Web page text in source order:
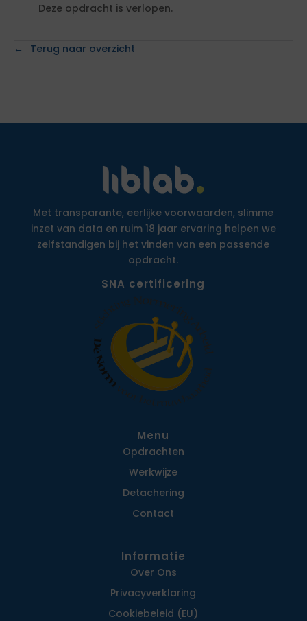
Deze opdracht is verlopen.
Terug naar overzicht
Met transparante, eerlijke voorwaarden, slimme
inzet van data en ruim 18 jaar ervaring helpen we
zelfstandigen bij het vinden van een passende
opdracht.
SNA certificering
Menu
Opdrachten
Werkwijze
Detachering
Contact
Informatie
Over Ons
Privacy­verklaring
Cookiebeleid (EU)